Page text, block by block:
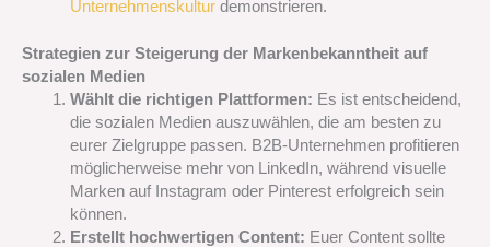
Unternehmenskulturdemonstrieren.
Strategien zur Steigerung der Markenbekanntheit auf
sozialen Medien
Wählt die richtigen Plattformen: Es ist entscheidend,
die sozialen Medien auszuwählen, die am besten zu
eurer Zielgruppe passen. B2B-Unternehmen profitieren
möglicherweise mehr von LinkedIn, während visuelle
Marken auf Instagram oder Pinterest erfolgreich sein
können.
Erstellt hochwertigen Content: Euer Content sollte